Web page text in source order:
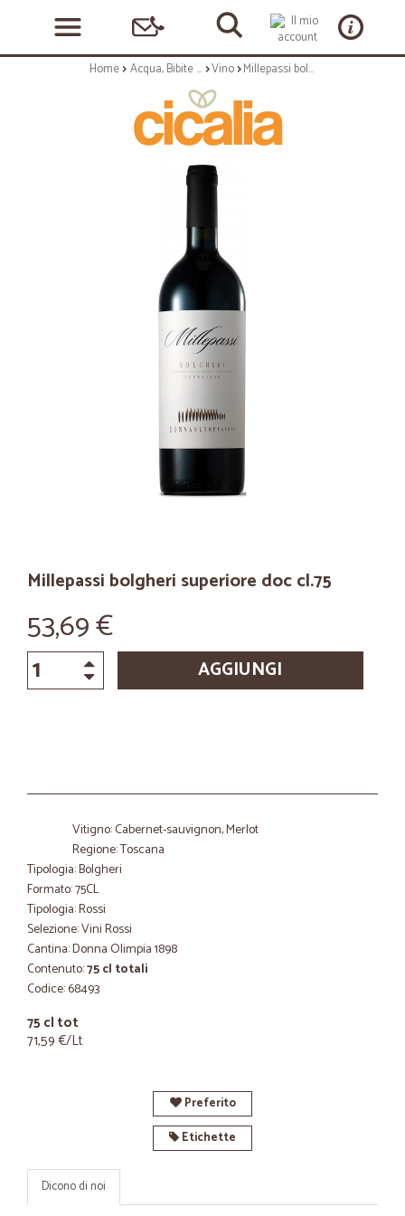
Home Acqua, Bibite e Alcolici Vino Millepassi bolgheri superiore doc cl.75
Millepassi bolgheri superiore doc cl.75
53,69 €
AGGIUNGI
Vitigno: Cabernet-sauvignon, Merlot
Regione: Toscana
Tipologia: Bolgheri
Formato: 75CL
Tipologia: Rossi
Selezione: Vini Rossi
Cantina: Donna Olimpia 1898
Contenuto:75 cl totali
Codice: 68493
75 cl tot
71,59 €/Lt
Preferito
Etichette
Dicono di noi